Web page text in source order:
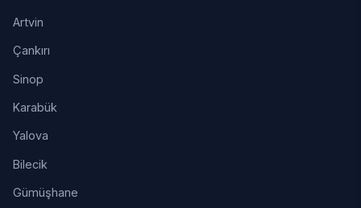
Artvin
Çankırı
Sinop
Karabük
Yalova
Bilecik
Gümüşhane